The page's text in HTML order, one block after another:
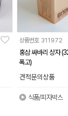
상품번호 311972
홍삼 싸바리 상자
폭고)
견적문의상품
식품/피자박스